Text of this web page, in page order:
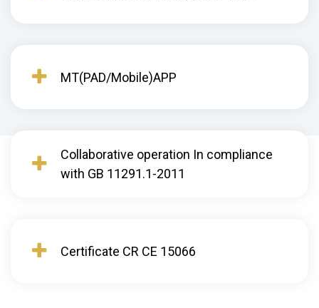
MT(PAD/Mobile)APP
Collaborative operation In compliance
with GB 11291.1-2011
Certificate CR CE 15066